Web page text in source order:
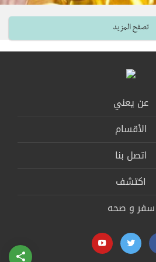
تصفح المزيد
عن يعني
الأقسام
اتصل بنا
اكتشف
سفر و صحه